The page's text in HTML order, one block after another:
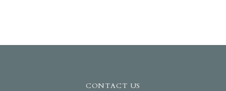
CONTACT US